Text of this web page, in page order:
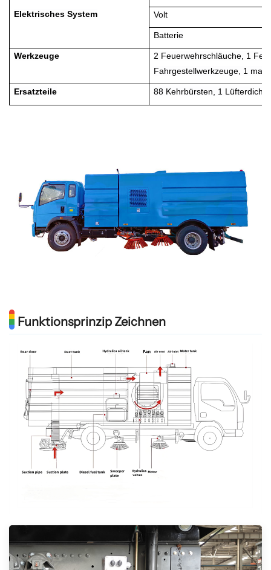
Elektrisches System Volt
Batterie
Werkzeuge
2 Feuerwehrschläuche, 1
Fahrgestellwerkzeuge, 1
Ersatzteile 88 Kehrbürsten, 1
Funktionsprinzip Zeichnen